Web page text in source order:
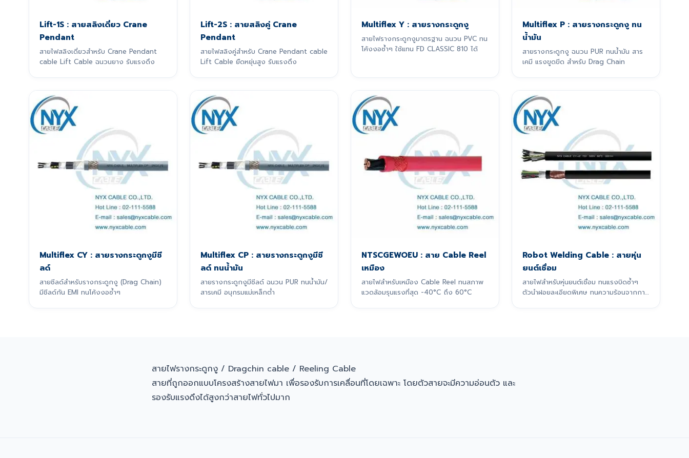
Lift-1S : สายสลิงเดี่ยว Crane
Pendant
สายไฟสลิงเดี่ยวสำหรับ Crane Pendant
cable Lift Cable ฉนวนยาง รับแรงดึง
Lift-2S : สายสลิงคู่ Crane
Pendant
สายไฟสลิงคู่สำหรับ Crane Pendant cable
Lift Cable ยืดหยุ่นสูง รับแรงดึง
Multiflex Y : สายรางกระดูกงู
สายไฟรางกระดูกงูมาตรฐาน ฉนวน PVC ทน
โค้งงอซ้ำๆ ใช้แทน FD CLASSIC 810 ได้
Multiflex P : สายรางกระดูกงู ทน
น้ำมัน
สายรางกระดูกงู ฉนวน PUR ทนน้ำมัน สาร
เคมี แรงขูดขีด สำหรับ Drag Chain
Multiflex CY : สายรางกระดูกงูมีชี
ลด์
สายชีลด์สำหรับรางกระดูกงู (Drag Chain)
มีชีลด์กัน EMI ทนโค้งงอซ้ำๆ
Multiflex CP : สายรางกระดูกงูมีชี
ลด์ ทนน้ำมัน
สายรางกระดูกงูมีชีลด์ ฉนวน PUR ทนน้ำมัน/
สารเคมี อนุกรมแม่เหล็กต่ำ
NTSCGEWOEU : สาย Cable Reel
เหมือง
สายไฟสำหรับเหมือง Cable Reel ทนสภาพ
แวดล้อมรุนแรงที่สุด -40°C ถึง 60°C
Robot Welding Cable : สายหุ่น
ยนต์เชื่อม
สายไฟสำหรับหุ่นยนต์เชื่อม ทนแรงบิดซ้ำๆ
ตัวนำฝอยละเอียดพิเศษ ทนความร้อนจากการ
สายไฟรางกระดูกงู / Dragchin cable / Reeling Cable
สายที่ถูกออกแบบโครงสร้างสายไฟมา เพื่อรองรับการเคลื่อนที่โดยเฉพาะ โดยตัวสายจะมีความอ่อนตัว และ
รองรับแรงดึงได้สูงกว่าสายไฟทั่วไปมาก